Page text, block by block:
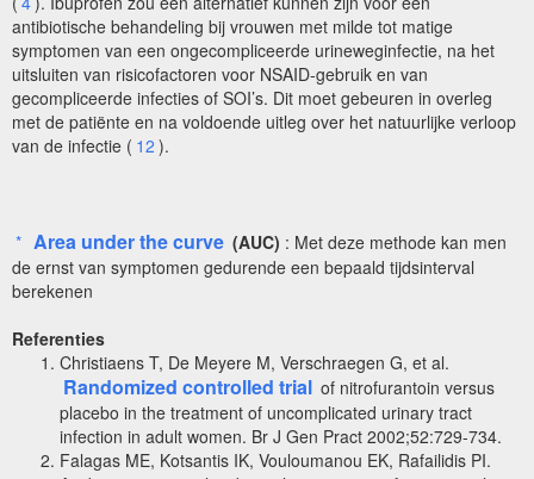
antibiotische behandeling bij vrouwen met milde tot matige
symptomen van een ongecompliceerde urineweginfectie, na het
uitsluiten van risicofactoren voor NSAID-gebruik en van
gecompliceerde infecties of SOI’s. Dit moet gebeuren in overleg
met de patiënte en na voldoende uitleg over het natuurlijke verloop
van de infectie ( 12 ).
* Area under the curve (AUC) : Met deze methode kan men
de ernst van symptomen gedurende een bepaald tijdsinterval
berekenen
Referenties
Christiaens T, De Meyere M, Verschraegen G, et al.
Randomized controlled trial of nitrofurantoin versus
placebo in the treatment of uncomplicated urinary tract
infection in adult women. Br J Gen Pract 2002;52:729-734.
Falagas ME, Kotsantis IK, Vouloumanou EK, Rafailidis PI.